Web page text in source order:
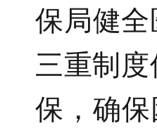
保局健
三重制度
保， 确保